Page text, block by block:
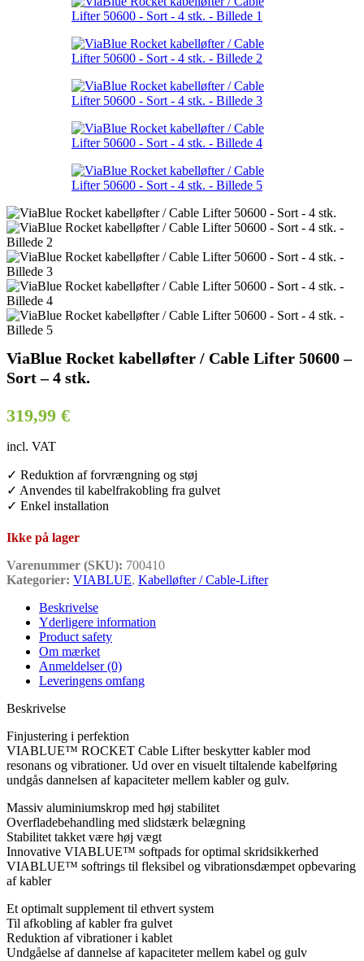
ViaBlue Rocket kabelløfter / Cable Lifter 50600 –
Sort – 4 stk.
319,99 €
incl. VAT
✓ Reduktion af forvrængning og støj
✓ Anvendes til kabelfrakobling fra gulvet
✓ Enkel installation
Ikke på lager
Varenummer (SKU): 700410
Kategorier: VIABLUE, Kabelløfter / Cable-Lifter
Beskrivelse
Yderligere information
Product safety
Om mærket
Anmeldelser (0)
Leveringens omfang
Beskrivelse
Finjustering i perfektion
VIABLUE™ ROCKET Cable Lifter beskytter kabler mod
resonans og vibrationer. Ud over en visuelt tiltalende kabelføring
undgås dannelsen af kapaciteter mellem kabler og gulv.
Massiv aluminiumskrop med høj stabilitet
Overfladebehandling med slidstærk belægning
Stabilitet takket være høj vægt
Innovative VIABLUE™ softpads for optimal skridsikkerhed
VIABLUE™ softrings til fleksibel og vibrationsdæmpet opbevaring
af kabler
Et optimalt supplement til ethvert system
Til afkobling af kabler fra gulvet
Reduktion af vibrationer i kablet
Undgåelse af dannelse af kapaciteter mellem kabel og gulv